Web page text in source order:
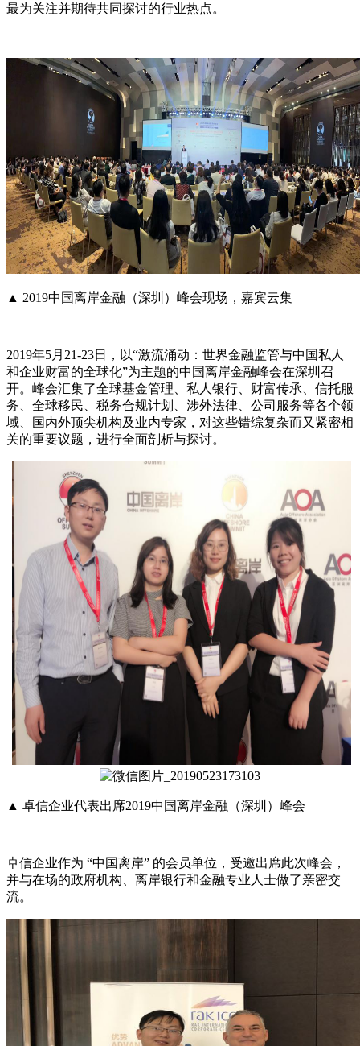
最为关注并期待共同探讨的行业热点。
▲ 2019中国离岸金融（深圳）峰会现场，嘉宾云集
2019年5月 21-23日，以“激流涌动：世界金融监管与中国私人
和企业财富的全球化”为主题的中国离岸金融峰会在深圳召
开。峰会汇集了全球基金管理、私人银行、财富传承、信托服
务、全球移民、税务合规计划、涉外法律、公司服务等各个领
域、国内外顶尖机构及业内专家，对这些错综复杂而又紧密相
关的重要议题，进行全面剖析与探讨。
▲ 卓信企业代表出席2019中国离岸金融（深圳）峰会
卓信企业作为 “中国离岸” 的会员单位，受邀出席此次峰会，
并与在场的政府机构、离岸银行和金融专业人士做了亲密交
流。